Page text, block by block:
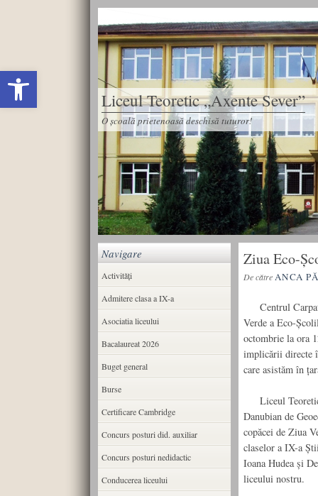
Deschide bara de unelte
Liceul Teoretic „Axente Sever”
O școală prietenoasă deschisă tuturor!
Ziua Eco-
De cătreANCA
Centrul
Verde a Eco-
octombrie la ora
implicării directe
care asistăm în
Liceul Teoretic
Danubian de
copăcei de Ziua
claselor a IX-a
Ioana Hudea şi
liceului nostru.
Navigare
Activități
Admitere clasa a IX-a
Asociatia liceului
Bacalaureat 2026
Buget general
Burse
Certificare Cambridge
Concurs posturi did. auxiliar
Concurs posturi nedidactic
Conducerea liceului